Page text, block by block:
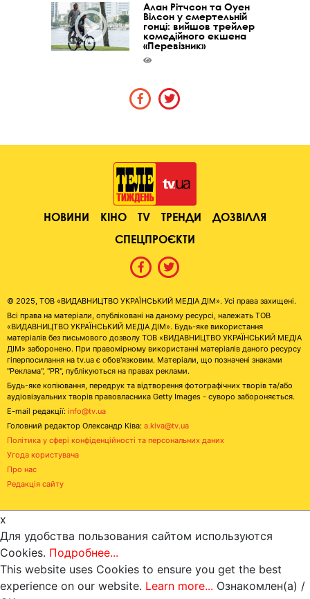
Алан Рітчсон та Оуен
Вілсон у смертельній
гонці: вийшов трейлер
комедійного екшена
«Перевізник»
НОВИНИ КІНО TV ТРЕНДИ
ДОЗВІЛЛЯ
СПЕЦПРОЄКТИ
© 2025, ТОВ «ВИДАВНИЦТВО УКРАЇНСЬКИЙ МЕДІА ДІМ». Усі права захищені.
Всі права на матеріали, опубліковані на даному ресурсі, належать ТОВ
«ВИДАВНИЦТВО УКРАЇНСЬКИЙ МЕДІА ДІМ». Будь-яке використання
матеріалів без письмового дозволу ТОВ «ВИДАВНИЦТВО УКРАЇНСЬКИЙ МЕДІА
ДІМ» заборонено. При правомірному використанні матеріалів даного ресурсу
гіперпосилання на tv.ua є обов'язковим. Матеріали, що позначені знаками
"Реклама", "PR", публікуються на правах реклами.
Будь-яке копіювання, передрук та відтворення фотографічних творів та/або
аудіовізуальних творів правовласника Getty Images - суворо забороняється.
E-mail редакції: info@tv.ua
Головний редактор Олександр Ківа: a.kiva@tv.ua
Політика у сфері конфіденційності та персональних даних
Угода користувача
Про нас
Редакція сайту
x
Для удобства пользования сайтом используются
Cookies. Подробнее...
This website uses Cookies to ensure you get the best
experience on our website. Learn more... Ознакомлен(а) /